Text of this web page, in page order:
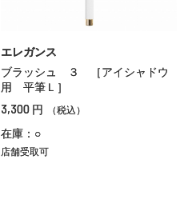
エレガンス
ブラッシュ ３ ［アイシャドウ
用 平筆Ｌ］
3,300 円 （税込）
在庫：○
店舗受取可